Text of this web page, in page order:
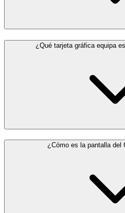
¿Qué tarjeta gráfica equipa
¿Cómo es la pantalla del